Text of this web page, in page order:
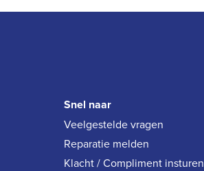
Snel naar
Veelgestelde vragen
Reparatie melden
Klacht / Compliment insturen